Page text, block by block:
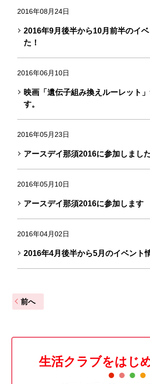
2016年08月24日
2016年9月後半から10月前半のイ
た！
2016年06月10日
映画「遺伝子組み換えルーレット
す。
2016年05月23日
アースデイ那須2016に参加しまし
2016年05月10日
アースデイ那須2016に参加します
2016年04月02日
2016年4月後半から5月のイベント
前へ
生活クラブをはじ